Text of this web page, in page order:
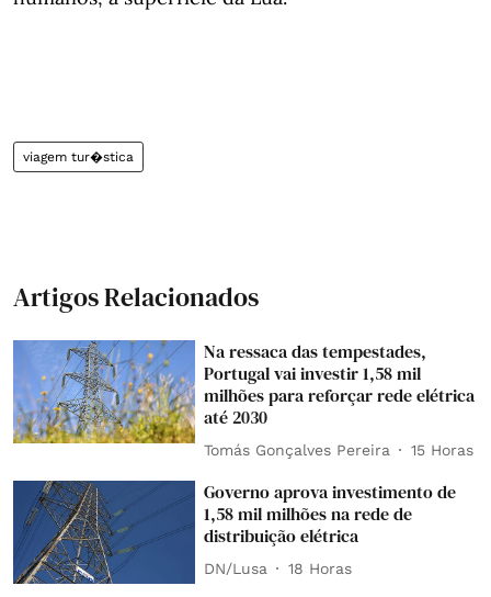
viagem tur�stica
Artigos Relacionados
Na ressaca das tempestades,
Portugal vai investir 1,58 mil
milhões para reforçar rede elétrica
até 2030
Tomás Gonçalves Pereira 15 Horas
Governo aprova investimento de
1,58 mil milhões na rede de
distribuição elétrica
DN/Lusa 18 Horas